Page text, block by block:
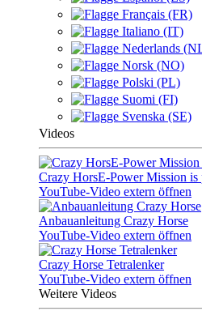
Français (FR)
Italiano (IT)
Nederlands
Norsk (NO)
Polski (PL)
Suomi (FI)
Svenska (SE)
Videos
Crazy HorsE-Power Mission is
YouTube-Video extern öffnen
Anbauanleitung Crazy Horse
YouTube-Video extern öffnen
Crazy Horse Tetralenker
YouTube-Video extern öffnen
Weitere Videos